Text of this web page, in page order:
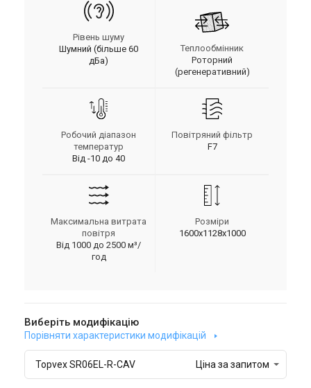
Рівень шуму
Шумний (більше 60
дБа)
Теплообмінник
Роторний
(регенеративний)
Робочий діапазон
температур
Від -10 до 40
Повітряний фільтр
F7
Максимальна витрата
повітря
Від 1000 до 2500 м³/
год
Розміри
1600х1128х1000
Виберіть модифікацію
Порівняти характеристики модифікацій
Topvex SR06EL-R-CAV Ціна за запитом